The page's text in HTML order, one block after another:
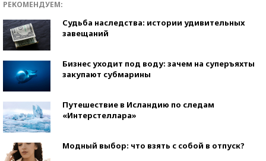
РЕКОМЕНДУЕМ:
Судьба наследства: истории удивительных
завещаний
Бизнес уходит под воду: зачем на суперъяхты
закупают субмарины
Путешествие в Исландию по следам
«Интерстеллара»
Модный выбор: что взять с собой в отпуск?